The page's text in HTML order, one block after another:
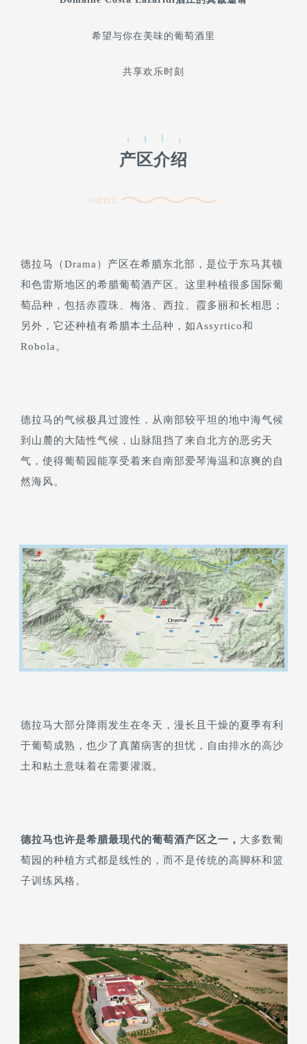
希望与你在美味的葡萄酒里
共享欢乐时刻
产区介绍
GREECE
德拉马（Drama）产区在希腊东北部，是位于东马其顿
和色雷斯地区的希腊葡萄酒产区。这里种植很多国际葡
萄品种，包括赤霞珠、梅洛、西拉、霞多丽和长相思；
另外，它还种植有希腊本土品种，如Assyrtico和
Robola。
德拉马的气候极具过渡性，从南部较平坦的地中海气候
到山麓的大陆性气候，山脉阻挡了来自北方的恶劣天
气，使得葡萄园能享受着来自南部爱琴海温和凉爽的自
然海风。
德拉马大部分降雨发生在冬天，漫长且干燥的夏季有利
于葡萄成熟，也少了真菌病害的担忧，自由排水的高沙
土和粘土意味着在需要灌溉。
德拉马也许是希腊最现代的葡萄酒产区之一， 大多数葡
萄园的种植方式都是线性的，而不是传统的高脚杯和篮
子训练风格。